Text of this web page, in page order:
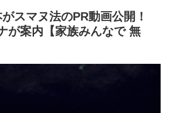
スマヌ法のPR動画公開！
が案内【家族みんなで 無